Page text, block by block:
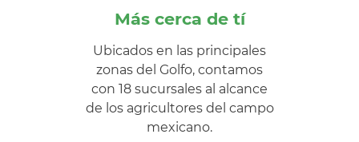
Más cerca de tí
Ubicados en las principales
zonas del Golfo, contamos
con 18 sucursales al alcance
de los agricultores del campo
mexicano.